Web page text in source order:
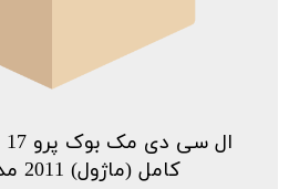
کامل (ماژول) 2011 مدل A1297